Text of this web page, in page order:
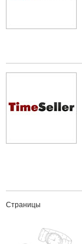
Страницы